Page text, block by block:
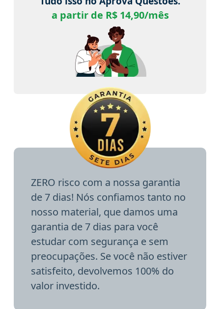
a partir de R$ 14,90/mês
ZERO risco com a nossa garantia
de 7 dias! Nós confiamos tanto no
nosso material, que damos uma
garantia de 7 dias para você
estudar com segurança e sem
preocupações. Se você não estiver
satisfeito, devolvemos 100% do
valor investido.